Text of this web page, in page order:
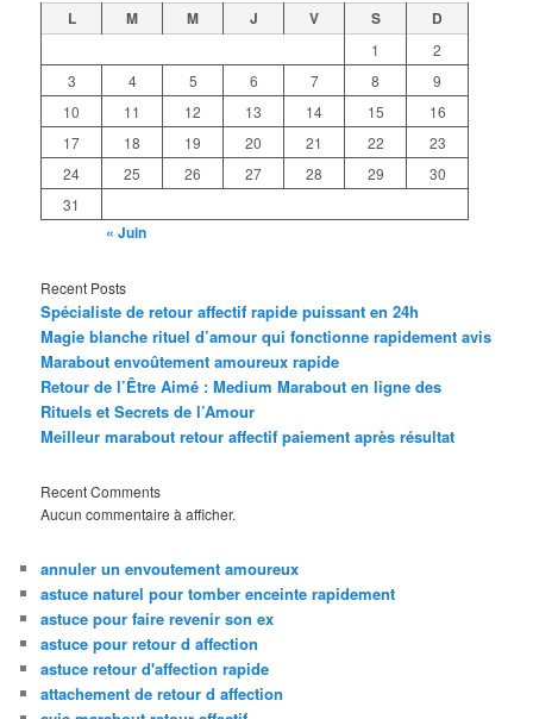
L M M J V S D
1
2
3
4 5 6 7 8
9
10
11 12 13 14 15
16
17
18 19 20 21 22
23
24
25 26 27 28 29
30
31
« Juin
Recent Posts
Spécialiste de retour affectif rapide puissant en 24h
Magie blanche rituel d’amour qui fonctionne rapidement avis
Marabout envoûtement amoureux rapide
Retour de l’Être Aimé : Medium Marabout en ligne des
Rituels et Secrets de l’Amour
Meilleur marabout retour affectif paiement après résultat
Recent Comments
Aucun commentaire à afficher.
annuler un envoutement amoureux
astuce naturel pour tomber enceinte rapidement
astuce pour faire revenir son ex
astuce pour retour d affection
astuce retour d'affection rapide
attachement de retour d affection